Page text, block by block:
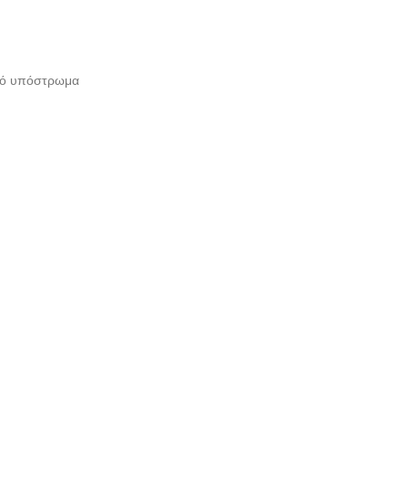
υπόστρωμα